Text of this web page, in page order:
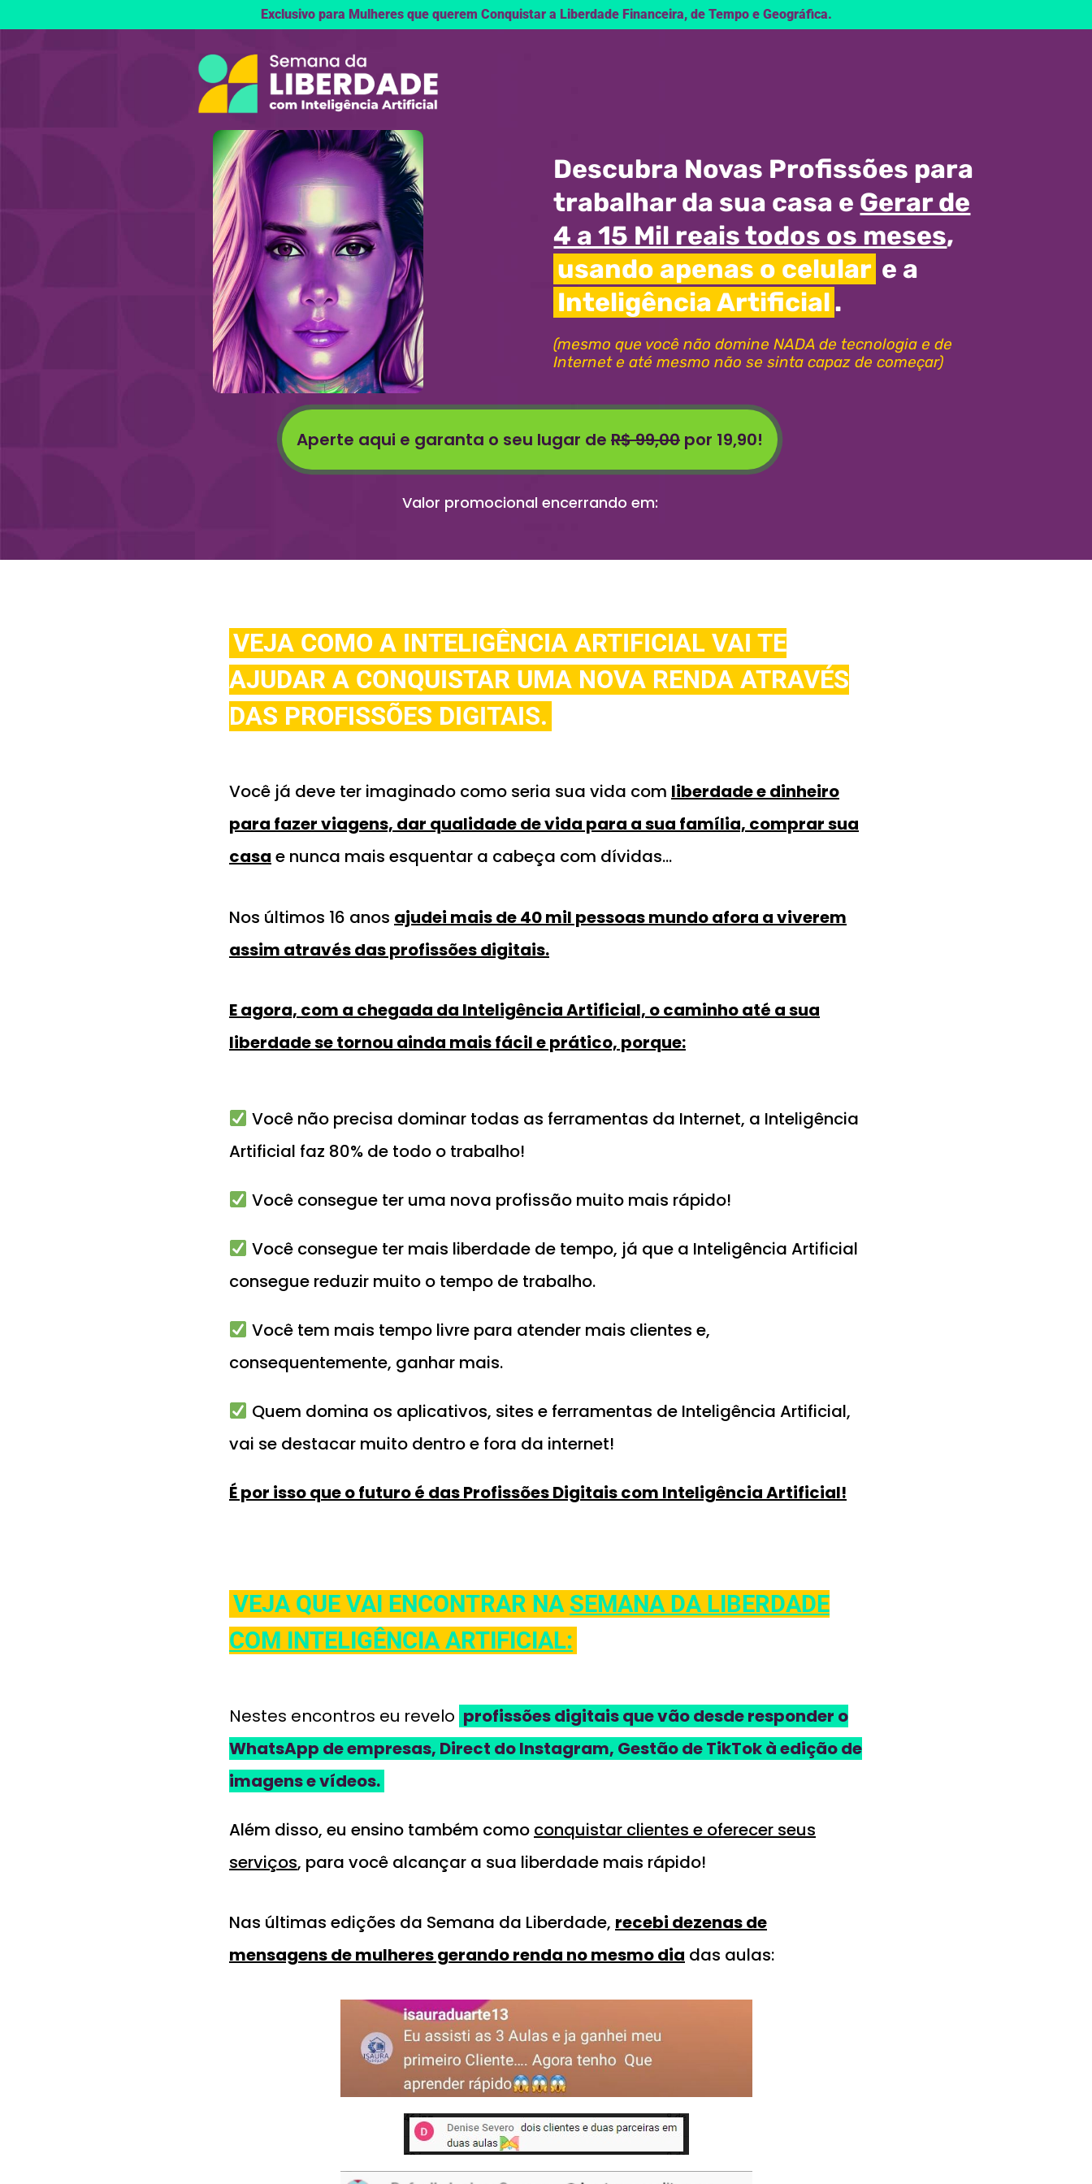
Exclusivo para Mulheres que querem Conquistar a Liberdade Financeira, de Tempo e Geográfica.
Descubra Novas Profissões para
trabalhar da sua casa e Gerar de
4 a 15 Mil reais todos os meses,
usando apenas o celular e a
Inteligência Artificial.
(mesmo que você não domine NADA de tecnologia e de
Internet e até mesmo não se sinta capaz de começar)
Aperte aqui e garanta o seu lugar de R$ 99,00 por 19,90!
Valor promocional encerrando em:
VEJA COMO A INTELIGÊNCIA ARTIFICIAL VAI TE
AJUDAR A CONQUISTAR UMA NOVA RENDA ATRAVÉS
DAS PROFISSÕES DIGITAIS.
Você já deve ter imaginado como seria sua vida com liberdade e dinheiro
para fazer viagens, dar qualidade de vida para a sua família, comprar sua
casa e nunca mais esquentar a cabeça com dívidas…
Nos últimos 16 anos ajudei mais de 40 mil pessoas mundo afora a viverem
assim através das profissões digitais.
E agora, com a chegada da Inteligência Artificial, o caminho até a sua
liberdade se tornou ainda mais fácil e prático, porque:
Você não precisa dominar todas as ferramentas da Internet, a Inteligência
Artificial faz 80% de todo o trabalho!
Você consegue ter uma nova profissão muito mais rápido!
Você consegue ter mais liberdade de tempo, já que a Inteligência Artificial
consegue reduzir muito o tempo de trabalho.
Você tem mais tempo livre para atender mais clientes e,
consequentemente, ganhar mais.
Quem domina os aplicativos, sites e ferramentas de Inteligência Artificial,
vai se destacar muito dentro e fora da internet!
É por isso que o futuro é das Profissões Digitais com Inteligência Artificial!
VEJA QUE VAI ENCONTRAR NA SEMANA DA LIBERDADE
COM INTELIGÊNCIA ARTIFICIAL:
Nestes encontros eu revelo profissões digitais que vão desde responder o
WhatsApp de empresas, Direct do Instagram, Gestão de TikTok à edição de
imagens e vídeos.
Além disso, eu ensino também como conquistar clientes e oferecer seus
serviços, para você alcançar a sua liberdade mais rápido!
Nas últimas edições da Semana da Liberdade, recebi dezenas de
mensagens de mulheres gerando renda no mesmo dia das aulas: